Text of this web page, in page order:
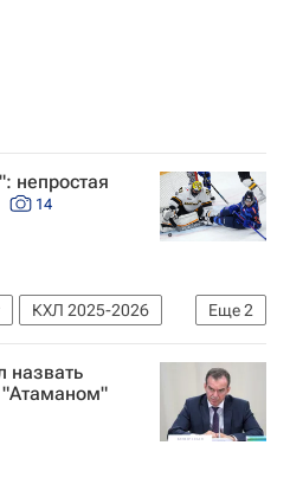
непростая
14
Еще2
КХЛ 2025-2026
Петербург)
назвать
"Атаманом"